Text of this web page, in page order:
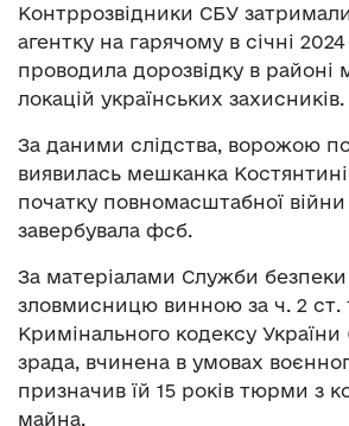
Контррозвідники СБУ
агентку на гарячому в січні
проводила дорозвідку в районі
локацій українських захисників.
За даними слідства, ворожою
виявилась мешканка
початку повномасштабної
завербувала фсб.
За матеріалами Служби
зловмисницю винною за ч. 2 ст.
Кримінального кодексу
зрада, вчинена в умовах
призначив їй 15 років тюрми з
майна.